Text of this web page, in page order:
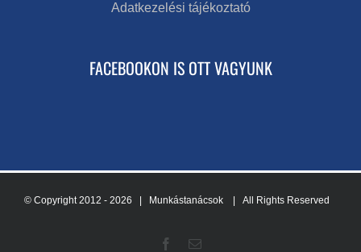
Adatkezelési tájékoztató
FACEBOOKON IS OTT VAGYUNK
© Copyright 2012 - 2026 | Munkástanácsok | All Rights Reserved
Facebook
Email